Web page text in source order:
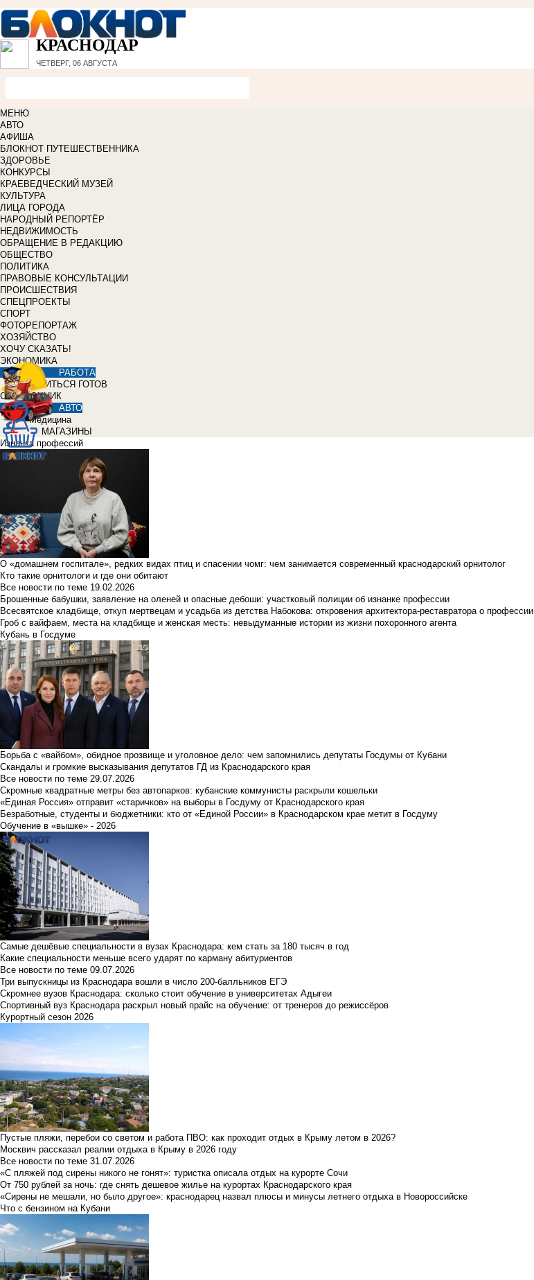
КРАСНОДАР
ЧЕТВЕРГ, 06 АВГУСТА
МЕНЮ
АВТО
АФИША
БЛОКНОТ ПУТЕШЕСТВЕННИКА
ЗДОРОВЬЕ
КОНКУРСЫ
КРАЕВЕДЧЕСКИЙ МУЗЕЙ
КУЛЬТУРА
ЛИЦА ГОРОДА
НАРОДНЫЙ РЕПОРТЁР
НЕДВИЖИМОСТЬ
ОБРАЩЕНИЕ В РЕДАКЦИЮ
ОБЩЕСТВО
ПОЛИТИКА
ПРАВОВЫЕ КОНСУЛЬТАЦИИ
ПРОИСШЕСТВИЯ
СПЕЦПРОЕКТЫ
СПОРТ
ФОТОРЕПОРТАЖ
ХОЗЯЙСТВО
ХОЧУ СКАЗАТЬ!
ЭКОНОМИКА
РАБОТА
УЧИТЬСЯ ГОТОВ
СПРАВОЧНИК
АВТО
Медицина
МАГАЗИНЫ
Изнанка профессий
О «домашнем госпитале», редких видах птиц и спасении чомг: чем занимается современный краснодарский орнитолог
Кто такие орнитологи и где они обитают
Все новости по теме 19.02.2026
Брошенные бабушки, заявление на оленей и опасные дебоши: участковый полиции об изнанке профессии
Всесвятское кладбище, откуп мертвецам и усадьба из детства Набокова: откровения архитектора-реставратора о профессии
Гроб с вайфаем, места на кладбище и женская месть: невыдуманные истории из жизни похоронного агента
Кубань в Госдуме
Борьба с «вайбом», обидное прозвище и уголовное дело: чем запомнились депутаты Госдумы от Кубани
Скандалы и громкие высказывания депутатов ГД из Краснодарского края
Все новости по теме 29.07.2026
Скромные квадратные метры без автопарков: кубанские коммунисты раскрыли кошельки
«Единая Россия» отправит «старичков» на выборы в Госдуму от Краснодарского края
Безработные, студенты и бюджетники: кто от «Единой России» в Краснодарском крае метит в Госдуму
Обучение в «вышке» - 2026
Самые дешёвые специальности в вузах Краснодара: кем стать за 180 тысяч в год
Какие специальности меньше всего ударят по карману абитуриентов
Все новости по теме 09.07.2026
Три выпускницы из Краснодара вошли в число 200-балльников ЕГЭ
Скромнее вузов Краснодара: сколько стоит обучение в университетах Адыгеи
Спортивный вуз Краснодара раскрыл новый прайс на обучение: от тренеров до режиссёров
Курортный сезон 2026
Пустые пляжи, перебои со светом и работа ПВО: как проходит отдых в Крыму летом в 2026?
Москвич рассказал реалии отдыха в Крыму в 2026 году
Все новости по теме 31.07.2026
«С пляжей под сирены никого не гонят»: туристка описала отдых на курорте Сочи
От 750 рублей за ночь: где снять дешевое жилье на курортах Краснодарского края
«Сирены не мешали, но было другое»: краснодарец назвал плюсы и минусы летнего отдыха в Новороссийске
Что с бензином на Кубани